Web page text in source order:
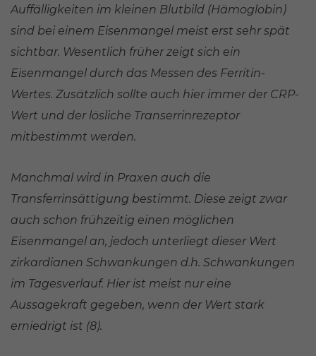
Auffälligkeiten im kleinen Blutbild (Hämoglobin)
sind bei einem Eisenmangel meist erst sehr spät
sichtbar. Wesentlich früher zeigt sich ein
Eisenmangel durch das Messen des Ferritin-
Wertes. Zusätzlich sollte auch hier immer der CRP-
Wert und der lösliche Transerrinrezeptor
mitbestimmt werden.
Manchmal wird in Praxen auch die
Transferrinsättigung bestimmt. Diese zeigt zwar
auch schon frühzeitig einen möglichen
Eisenmangel an, jedoch unterliegt dieser Wert
zirkardianen Schwankungen d.h. Schwankungen
im Tagesverlauf. Hier ist meist nur eine
Aussagekraft gegeben, wenn der Wert stark
erniedrigt ist (8).